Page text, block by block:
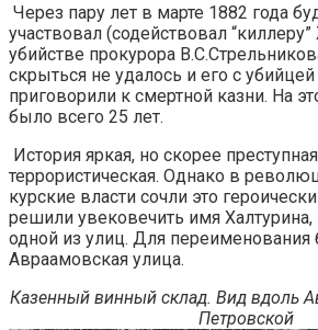
Через пару лет в марте 1882 года
участвовал (содействовал
убийстве прокурора
скрыться не удалось и его с
приговорили к смертной казни. На
было всего 25 лет.
История яркая, но скорее
террористическая. Однако в
курские власти сочли это
решили увековечить имя
одной из улиц. Для
Авраамовская улица.
Казенный винный склад. Вид вдоль
Петровской